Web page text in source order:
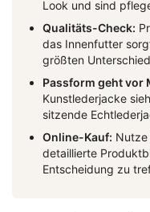
Look und sind
Qualitäts-Check:
das Innenfutter
größten
Passform geht vor
Kunstlederjacke
sitzende
Online-Kauf: Nutze
detaillierte
Entscheidung zu